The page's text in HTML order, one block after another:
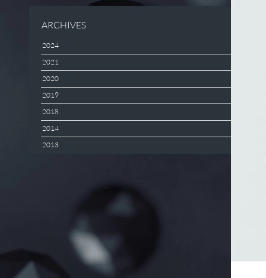
ARCHIVES
2024
2021
2020
2019
2018
2014
2013